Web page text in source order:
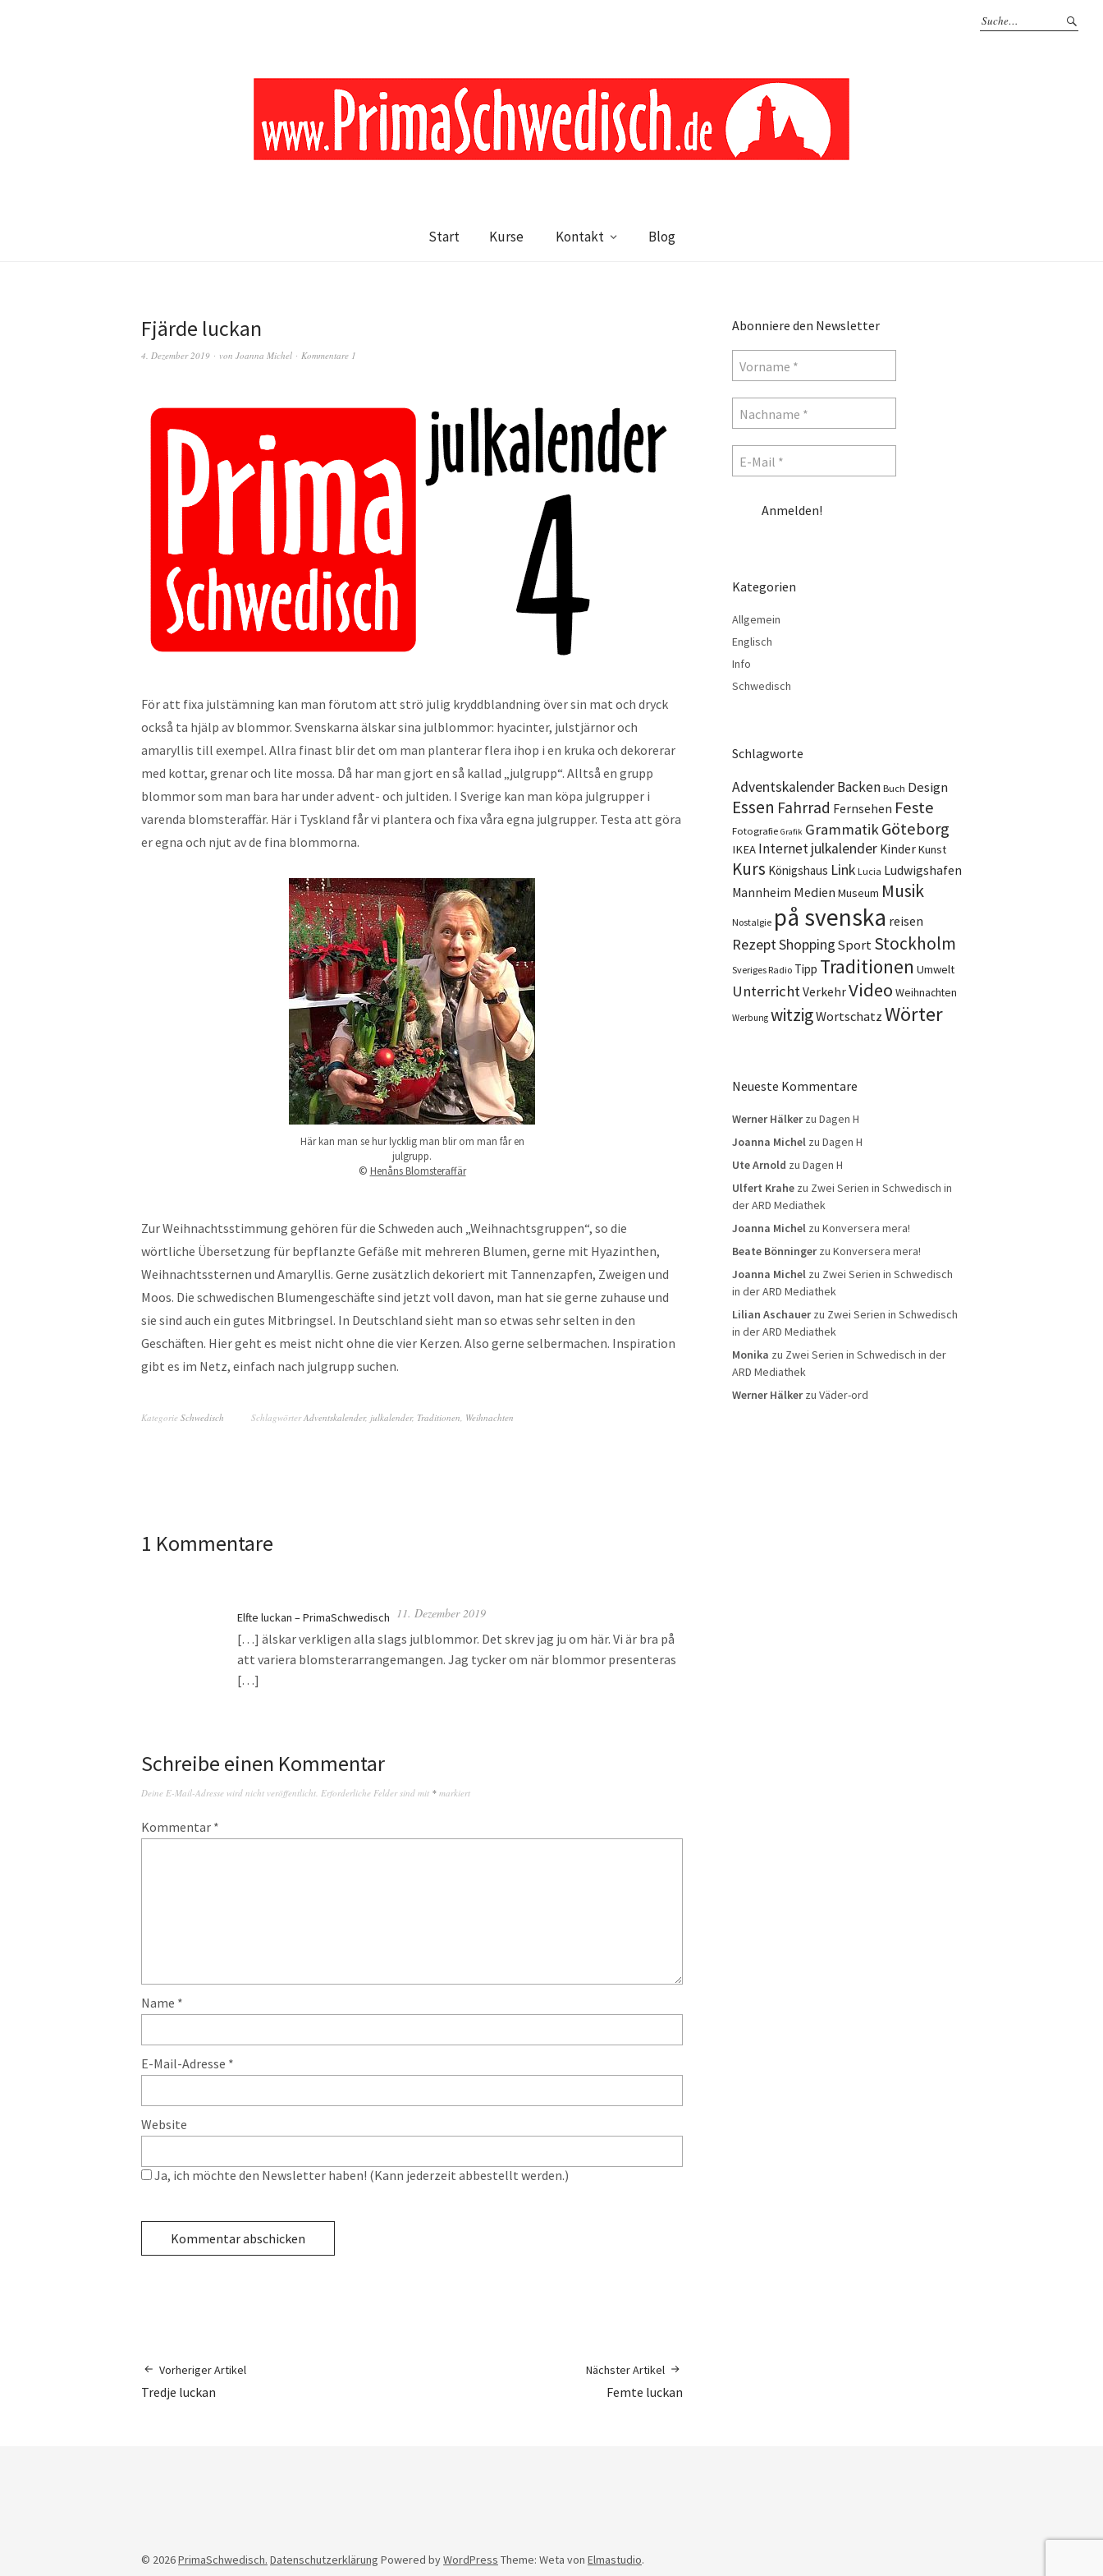
Start Kurse Kontakt Blog
Fjärde luckan
4. Dezember 2019 von Joanna Michel Kommentare 1
För att fixa julstämning kan man förutom att strö julig kryddblandning över sin mat och dryck
också ta hjälp av blommor. Svenskarna älskar sina julblommor: hyacinter, julstjärnor och
amaryllis till exempel. Allra finast blir det om man planterar flera ihop i en kruka och dekorerar
med kottar, grenar och lite mossa. Då har man gjort en så kallad „julgrupp“. Alltså en grupp
blommor som man bara har under advent- och jultiden. I Sverige kan man köpa julgrupper i
varenda blomsteraffär. Här i Tyskland får vi plantera och fixa våra egna julgrupper. Testa att göra
er egna och njut av de fina blommorna.
Här kan man se hur lycklig man blir om man får en
julgrupp.
© Henåns Blomsteraffär
Zur Weihnachtsstimmung gehören für die Schweden auch „Weihnachtsgruppen“, so die
wörtliche Übersetzung für bepflanzte Gefäße mit mehreren Blumen, gerne mit Hyazinthen,
Weihnachtssternen und Amaryllis. Gerne zusätzlich dekoriert mit Tannenzapfen, Zweigen und
Moos. Die schwedischen Blumengeschäfte sind jetzt voll davon, man hat sie gerne zuhause und
sie sind auch ein gutes Mitbringsel. In Deutschland sieht man so etwas sehr selten in den
Geschäften. Hier geht es meist nicht ohne die vier Kerzen. Also gerne selbermachen. Inspiration
gibt es im Netz, einfach nach julgrupp suchen.
Kategorie Schwedisch SchlagwörterAdventskalender, julkalender, Traditionen, Weihnachten
1 Kommentare
Elfte luckan – PrimaSchwedisch 11. Dezember 2019
[…] älskar verkligen alla slags julblommor. Det skrev jag ju om här. Vi är bra på
att variera blomsterarrangemangen. Jag tycker om när blommor presenteras
[…]
Schreibe einen Kommentar
Deine E-Mail-Adresse wird nicht veröffentlicht. Erforderliche Felder sind mit * markiert
Kommentar *
Name *
E-Mail-Adresse *
Website
Ja, ich möchte den Newsletter haben! (Kann jederzeit abbestellt werden.)
Vorheriger Artikel
Tredje luckan
Nächster Artikel
Femte luckan
Abonniere den Newsletter
Kategorien
Allgemein
Englisch
Info
Schwedisch
Schlagworte
AdventskalenderBacken Buch Design
Essen Fahrrad Fernsehen Feste
Fotografie Grafik GrammatikGöteborg
IKEA Internetjulkalender KinderKunst
Kurs Königshaus Link Lucia Ludwigshafen
Mannheim Medien Museum Musik
Nostalgie på svenska reisen
RezeptShopping Sport Stockholm
Sveriges Radio Tipp Traditionen Umwelt
UnterrichtVerkehrVideo Weihnachten
Werbung witzigWortschatz Wörter
Neueste Kommentare
Werner Hälkerzu Dagen H
Joanna Michel zu Dagen H
Ute Arnold zu Dagen H
Ulfert Krahe zu Zwei Serien in Schwedisch in
der ARD Mediathek
Joanna Michel zu Konversera mera!
Beate Bönningerzu Konversera mera!
Joanna Michel zu Zwei Serien in Schwedisch
in der ARD Mediathek
Lilian Aschauerzu Zwei Serien in Schwedisch
in der ARD Mediathek
Monika zu Zwei Serien in Schwedisch in der
ARD Mediathek
Werner Hälkerzu Väder-ord
© 2026PrimaSchwedisch. Datenschutzerklärung Powered byWordPress Theme: Weta von Elmastudio.